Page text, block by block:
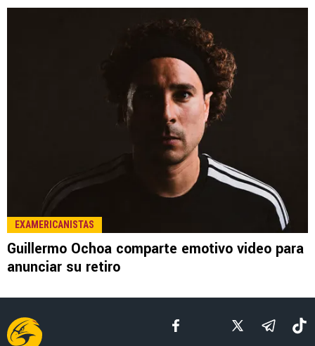
LEE TAMBIÉN